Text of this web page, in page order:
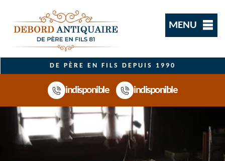
MENU
DE PÈRE EN FILS DEPUIS 1990
indisponible indisponible